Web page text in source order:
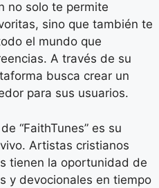
no solo te permite
sino que también te
el mundo que
A través de su
busca crear un
para sus usuarios.
“FaithTunes” es su
Artistas cristianos
tienen la oportunidad de
y devocionales en tiempo